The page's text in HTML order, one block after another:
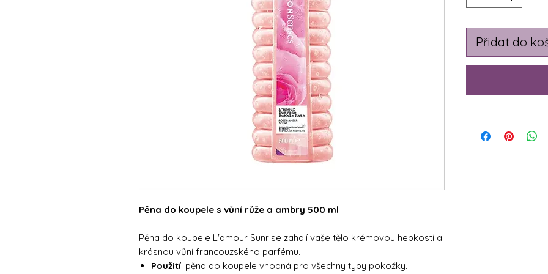
Pěna do koupele s vůní růže a ambry 500 ml
Pěna do koupele L'amour Sunrise zahalí vaše tělo krémovou hebkostí a
krásnou vůní francouzského parfému.
Použití: pěna do koupele vhodná pro všechny typy pokožky.
Přidat do